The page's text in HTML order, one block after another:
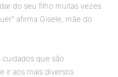
do seu filho muitas vezes
afirma Gisele, mãe do
que são
ir aos mais diversos